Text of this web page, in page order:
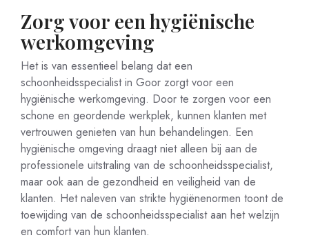
Zorg voor een hygiënische
werkomgeving
Het is van essentieel belang dat een
schoonheidsspecialist in Goor zorgt voor een
hygiënische werkomgeving. Door te zorgen voor een
schone en geordende werkplek, kunnen klanten met
vertrouwen genieten van hun behandelingen. Een
hygiënische omgeving draagt niet alleen bij aan de
professionele uitstraling van de schoonheidsspecialist,
maar ook aan de gezondheid en veiligheid van de
klanten. Het naleven van strikte hygiënenormen toont de
toewijding van de schoonheidsspecialist aan het welzijn
en comfort van hun klanten.